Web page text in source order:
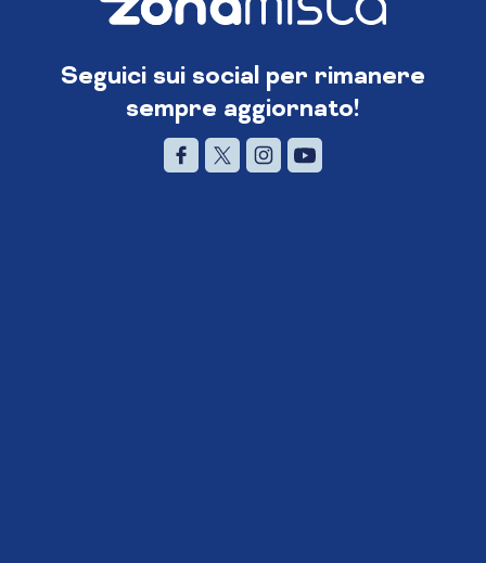
Seguici sui social per rimanere
sempre aggiornato!